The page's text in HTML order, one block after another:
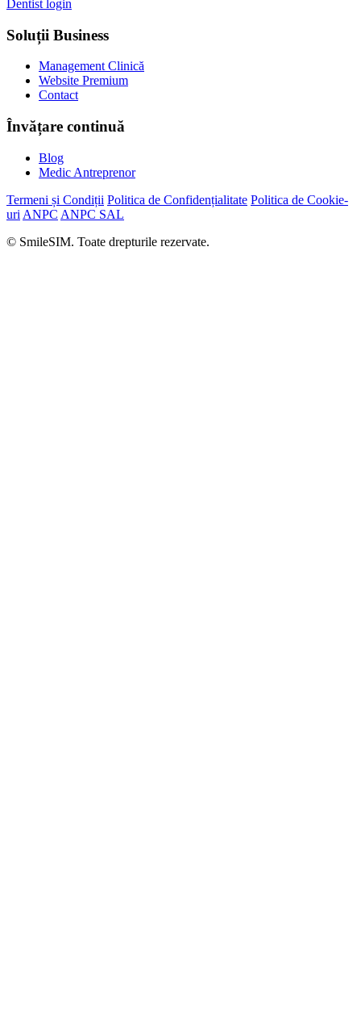
Dentist login
Soluții Business
Management Clinică
Website Premium
Contact
Învățare continuă
Blog
Medic Antreprenor
Termeni și Condiții Politica de Confidențialitate Politica de Cookie-
uri ANPC ANPC SAL
© SmileSIM. Toate drepturile rezervate.